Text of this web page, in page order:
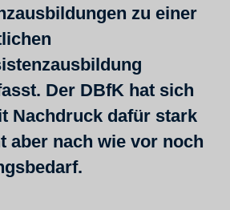
zu einer
Der DBfK hat sich
Nachdruck dafür stark
aber nach wie vor noch